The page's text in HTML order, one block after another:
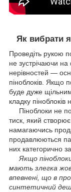
Як вибрати
Проведіть рукою
не зустрічаючи
нерівностей ―
піноблоків. Якщо
буде дуже
кладку
Піноблоки не
тиск, який
намагаючись
продавлюються
них категорично
Якщо
мають злегка
впевнені, що в
синтетичний